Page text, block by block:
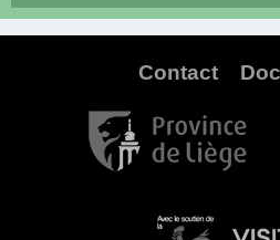
Contact